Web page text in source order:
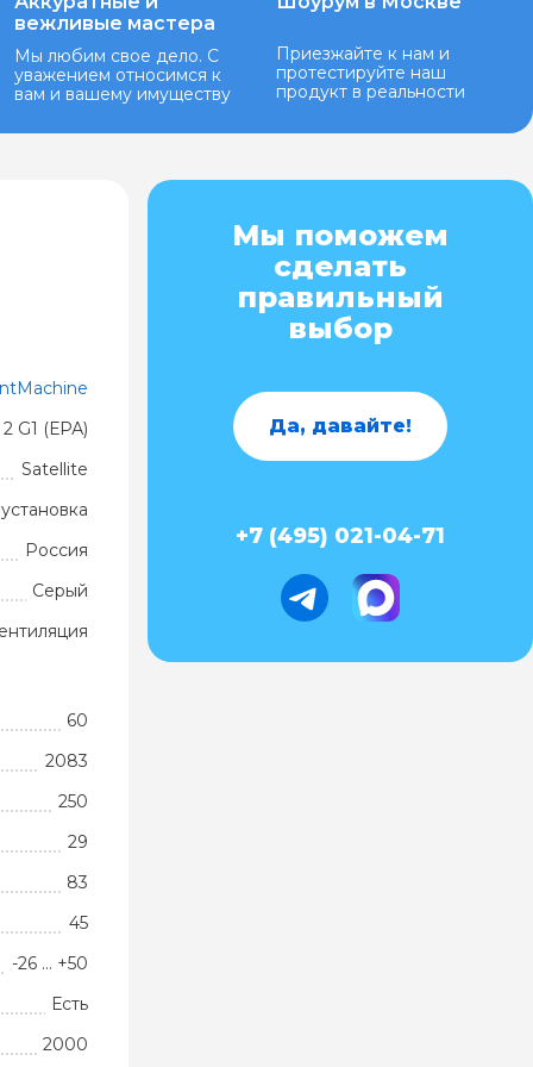
вежливые мастера
Мы любим свое дело. С
уважением относимся к
вам и вашему имуществу
Приезжайте к нам и
протестируйте наш
продукт в реальности
G1 (ЕРА)
Satellite
Россия
Серый
60
2083
250
29
83
45
-26 … +50
Есть
2000
Мы поможем
сделать
правильный
выбор
Да, давайте!
+7 (495) 021-04-71